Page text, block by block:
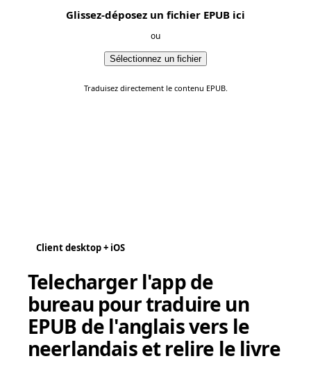
Glissez-déposez un fichier EPUB ici
ou
Sélectionnez un fichier
Traduisez directement le contenu EPUB.
Client desktop + iOS
Telecharger l'app de
bureau pour traduire un
EPUB de l'anglais vers le
neerlandais et relire le livre